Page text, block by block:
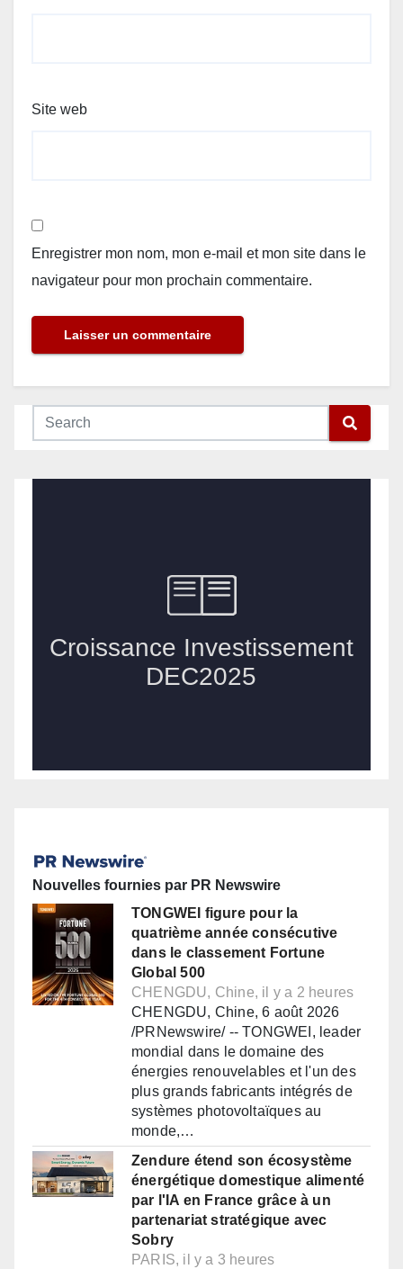
Site web
Enregistrer mon nom, mon e-mail et mon site dans le
navigateur pour mon prochain commentaire.
Nouvelles fournies par PR Newswire
TONGWEI figure pour la
quatrième année consécutive
dans le classement Fortune
Global 500
CHENGDU, Chine, il y a 2 heures
CHENGDU, Chine, 6 août 2026
/PRNewswire/ -- TONGWEI, leader
mondial dans le domaine des
énergies renouvelables et l'un des
plus grands fabricants intégrés de
systèmes photovoltaïques au
monde,…
Zendure étend son écosystème
énergétique domestique alimenté
par l'IA en France grâce à un
partenariat stratégique avec
Sobry
PARIS, il y a 3 heures